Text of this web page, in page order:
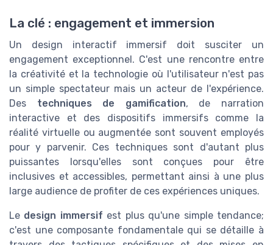
La clé : engagement et immersion
Un design interactif immersif doit susciter un
engagement exceptionnel. C'est une rencontre entre
la créativité et la technologie où l'utilisateur n'est pas
un simple spectateur mais un acteur de l'expérience.
Des techniques de gamification, de narration
interactive et des dispositifs immersifs comme la
réalité virtuelle ou augmentée sont souvent employés
pour y parvenir. Ces techniques sont d'autant plus
puissantes lorsqu'elles sont conçues pour être
inclusives et accessibles, permettant ainsi à une plus
large audience de profiter de ces expériences uniques.
Le design immersif est plus qu'une simple tendance;
c'est une composante fondamentale qui se détaille à